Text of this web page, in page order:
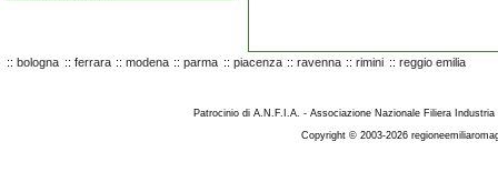
:: bologna :: ferrara :: modena :: parma :: piacenza :: ravenna :: rimini :: reggio emilia
Patrocinio di A.N.F.I.A. - Associazione Nazionale Filiera
Copyright © 2003-2026